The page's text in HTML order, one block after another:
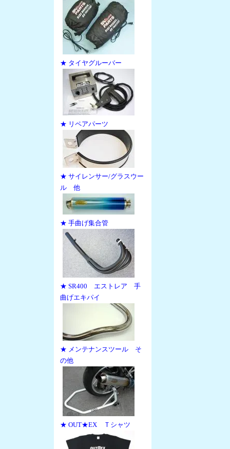
★ タイヤグルーバー
★ リペアパーツ
★ サイレンサー/グラスウー
ル 他
★ 手曲げ集合管
★ SR400 エストレア 手
曲げエキパイ
★ メンテナンスツール そ
の他
★ OUT★EX Ｔシャツ